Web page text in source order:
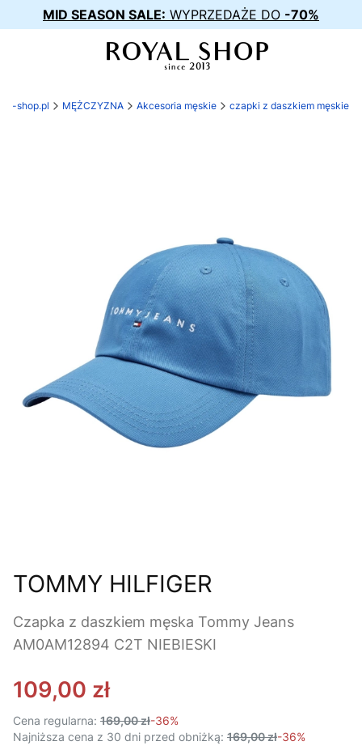
MID SEASON SALE: WYPRZEDAŻE DO -70%
shop.pl MĘŻCZYZNA Akcesoria męskie czapki z daszkiem męskie
TOMMY HILFIGER
Czapka z daszkiem męska Tommy Jeans
AM0AM12894 C2T NIEBIESKI
109,00 zł
Cena regularna: 169,00 zł-36%
Najniższa cena z 30 dni przed obniżką: 169,00 zł-36%